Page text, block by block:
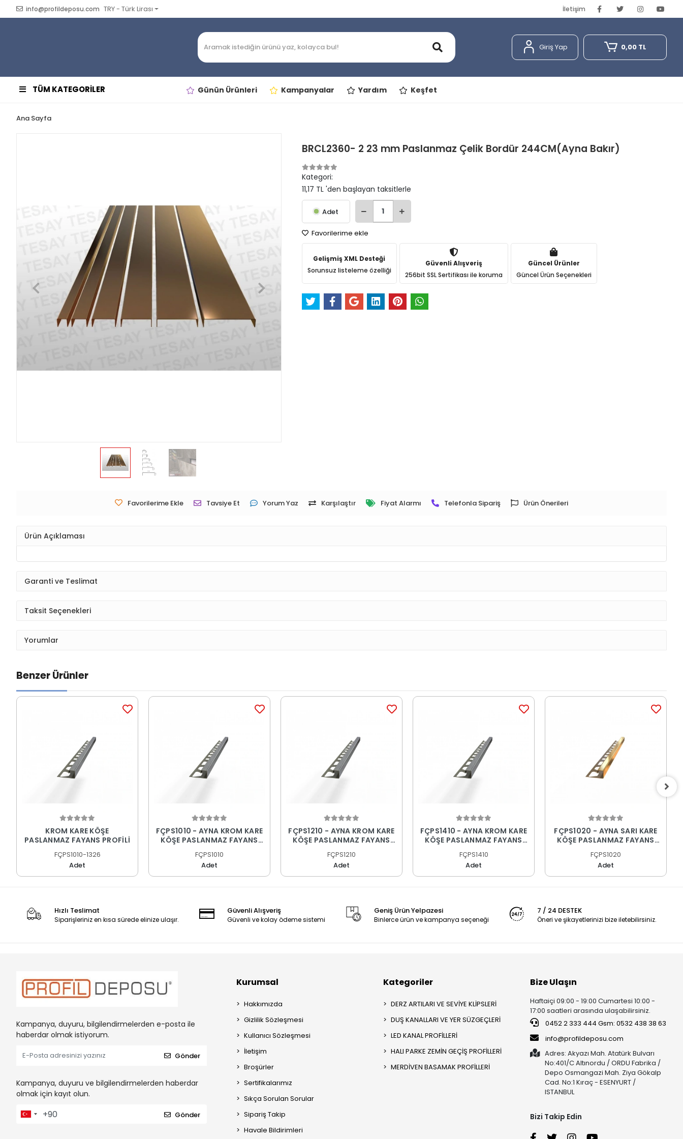
info@profildeposu.com TRY - Türk Lirası İletişim
Giriş Yap 0,00 TL
TÜM KATEGORİLER Günün Ürünleri Kampanyalar Yardım Keşfet
Ana Sayfa
BRCL2360- 2 23 mm Paslanmaz Çelik Bordür 244CM(Ayna Bakır)
Kategori:
11,17 TL 'den başlayan taksitlerle
Adet
Favorilerime ekle
Gelişmiş XML Desteği
Sorunsuz listeleme özelliği
Güvenli Alışveriş
256bit SSL Sertifikası ile koruma
Güncel Ürünler
Güncel Ürün Seçenekleri
Favorilerime Ekle Tavsiye Et Yorum Yaz Karşılaştır Fiyat Alarmı Telefonla Sipariş Ürün Önerileri
Ürün Açıklaması
Garanti ve Teslimat
Taksit Seçenekleri
Yorumlar
Benzer Ürünler
KROM KARE KÖŞE
PASLANMAZ FAYANS PROFİLİ
FÇPS1010-1326
Adet
FÇPS1010 - AYNA KROM KARE
KÖŞE PASLANMAZ FAYANS
FÇPS1010
Adet
FÇPS1210 - AYNA KROM KARE
KÖŞE PASLANMAZ FAYANS
FÇPS1210
Adet
FÇPS1410 - AYNA KROM KARE
KÖŞE PASLANMAZ FAYANS
FÇPS1410
Adet
FÇPS1020 - AYNA SARI KARE
KÖŞE PASLANMAZ FAYANS
FÇPS1020
Adet
Hızlı Teslimat
Siparişleriniz en kısa sürede elinize ulaşır.
Güvenli Alışveriş
Güvenli ve kolay ödeme sistemi
Geniş Ürün Yelpazesi
Binlerce ürün ve kampanya seçeneği
7 / 24 DESTEK
Öneri ve şikayetlerinizi bize iletebilirsiniz.
Kampanya, duyuru, bilgilendirmelerden e-posta ile
haberdar olmak istiyorum.
Gönder
Kampanya, duyuru ve bilgilendirmelerden haberdar
olmak için kayıt olun.
Gönder
Kurumsal
Hakkımızda
Gizlilik Sözleşmesi
Kullanıcı Sözleşmesi
İletişim
Broşürler
Sertifikalarımız
Sıkça Sorulan Sorular
Sipariş Takip
Havale Bildirimleri
Kategoriler
DERZ ARTILARI VE SEVİYE KLİPSLERİ
DUŞ KANALLARI VE YER SÜZGEÇLERİ
LED KANAL PROFİLLERİ
HALI PARKE ZEMİN GEÇİŞ PROFİLLERİ
MERDİVEN BASAMAK PROFİLLERİ
Bize Ulaşın
Haftaiçi 09:00 - 19:00 Cumartesi 10:00 -
17:00 saatleri arasında ulaşabilirsiniz.
0452 2 333 444 Gsm: 0532 438 38 63
info@profildeposu.com
Adres: Akyazı Mah. Atatürk Bulvarı
No:401/C Altınordu / ORDU Fabrika /
Depo Osmangazi Mah. Ziya Gökalp
Cad. No:1 Kıraç - ESENYURT /
ISTANBUL
Bizi Takip Edin